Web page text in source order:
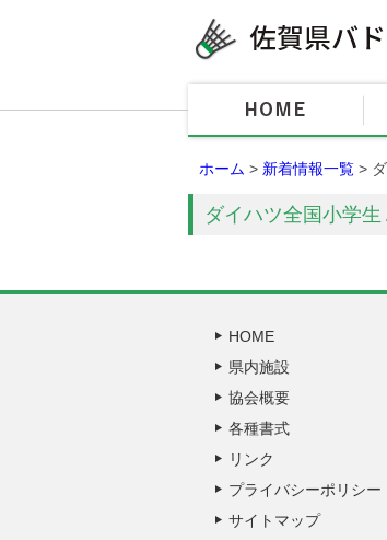
ホーム > 新着情報一覧 >
ダイハツ全国小学
HOME
県内施設
協会概要
各種書式
リンク
プライバシーポリシー
サイトマップ